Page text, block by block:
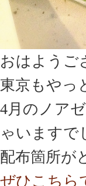
おはようご
東京もやっ
4月のノア
ゃいますで
配布箇所が
ぜひこちら